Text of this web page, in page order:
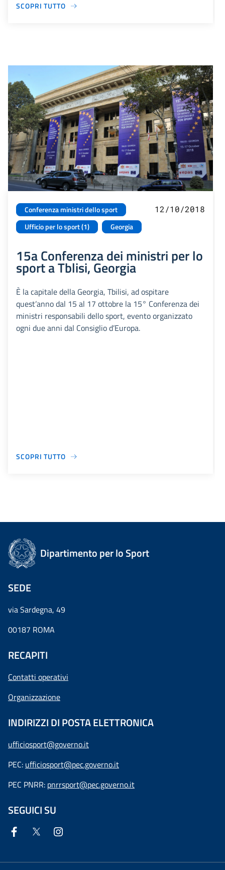
SCOPRI TUTTO
Conferenza ministri dello sport
Ufficio per lo sport (1)
Georgia
12/10/2018
15a Conferenza dei ministri per lo
sport a Tblisi, Georgia
È la capitale della Georgia, Tbilisi, ad ospitare
quest’anno dal 15 al 17 ottobre la 15° Conferenza dei
ministri responsabili dello sport, evento organizzato
ogni due anni dal Consiglio d’Europa.
SCOPRI TUTTO
Dipartimento per lo Sport
SEDE
via Sardegna, 49
00187 ROMA
RECAPITI
Contatti operativi
Organizzazione
INDIRIZZI DI POSTA ELETTRONICA
ufficiosport@governo.it
PEC: ufficiosport@pec.governo.it
PEC PNRR: pnrrsport@pec.governo.it
SEGUICI SU